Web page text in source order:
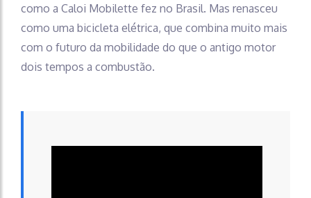
como a Caloi Mobilette fez no Brasil. Mas renasceu
como uma bicicleta elétrica, que combina muito mais
com o futuro da mobilidade do que o antigo motor
dois tempos a combustão.